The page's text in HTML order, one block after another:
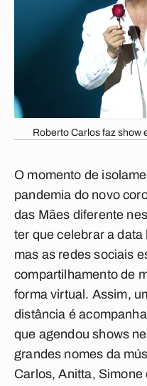
Roberto Carlos faz show
O momento de
pandemia do novo
das Mães diferente
ter que celebrar a
mas as redes sociais
compartilhamento de
forma virtual. Assim,
distância é
que agendou shows
grandes nomes da
Carlos, Anitta,